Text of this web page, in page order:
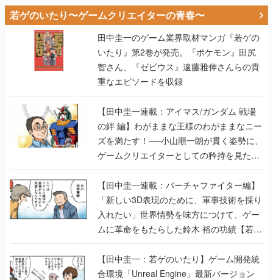
若ゲのいたり〜ゲームクリエイターの青春〜
田中圭一のゲーム業界取材マンガ『若ゲの
いたり』第2巻が発売。『ポケモン』田尻
智さん、『ゼビウス』遠藤雅伸さんらの貴
重なエピソードを収録
【田中圭一連載：アイマス/ガンダム 戦場
の絆 編】わがままな王様のわがままなニー
ズを満たす！──小山順一朗が貫く姿勢に、
ゲームクリエイターとしての矜持を見た
【若ゲのいたり最終回】
【田中圭一連載：バーチャファイター編】
「新しい3D表現のために、軍事技術を採り
入れたい」世界情勢を味方につけて、ゲー
ムに革命をもたらした鈴木 裕の功績【若ゲ
のいたり】
【田中圭一：若ゲのいたり】ゲーム開発統
合環境「Unreal Engine」最新バージョン